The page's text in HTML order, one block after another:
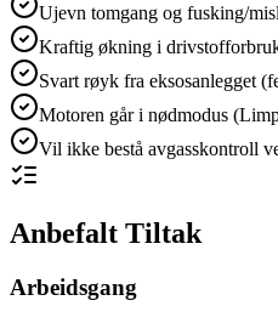
Ujevn tomgang og fusking/
Kraftig økning i
Svart røyk fra eksosanlegget
Motoren går i nødmodus
Vil ikke bestå avgasskontroll
Anbefalt Tiltak
Arbeidsgang